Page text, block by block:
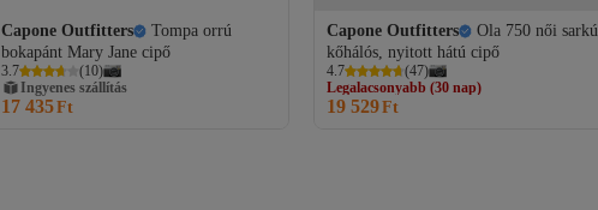
Capone Outfitters
Tompa orrú
bokapánt Mary Jane cipő
3.7 (10)
Ingyenes szállítás
17 435Ft
Capone Outfitters
Ola 750 női sarkú
kőhálós, nyitott hátú cipő
4.7 (47)
Legalacsonyabb (30 nap)
Ingyenes szállítás
Legalacsonyabb (30 nap)
19 529Ft